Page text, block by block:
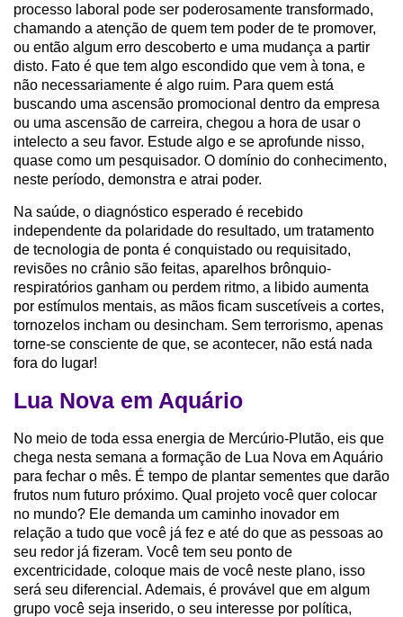
processo laboral pode ser poderosamente transformado,
chamando a atenção de quem tem poder de te promover,
ou então algum erro descoberto e uma mudança a partir
disto. Fato é que tem algo escondido que vem à tona, e
não necessariamente é algo ruim. Para quem está
buscando uma ascensão promocional dentro da empresa
ou uma ascensão de carreira, chegou a hora de usar o
intelecto a seu favor. Estude algo e se aprofunde nisso,
quase como um pesquisador. O domínio do conhecimento,
neste período, demonstra e atrai poder.
Na saúde, o diagnóstico esperado é recebido
independente da polaridade do resultado, um tratamento
de tecnologia de ponta é conquistado ou requisitado,
revisões no crânio são feitas, aparelhos brônquio-
respiratórios ganham ou perdem ritmo, a libido aumenta
por estímulos mentais, as mãos ficam suscetíveis a cortes,
tornozelos incham ou desincham. Sem terrorismo, apenas
torne-se consciente de que, se acontecer, não está nada
fora do lugar!
Lua Nova em Aquário
No meio de toda essa energia de Mercúrio-Plutão, eis que
chega nesta semana a formação de Lua Nova em Aquário
para fechar o mês. É tempo de plantar sementes que darão
frutos num futuro próximo. Qual projeto você quer colocar
no mundo? Ele demanda um caminho inovador em
relação a tudo que você já fez e até do que as pessoas ao
seu redor já fizeram. Você tem seu ponto de
excentricidade, coloque mais de você neste plano, isso
será seu diferencial. Ademais, é provável que em algum
grupo você seja inserido, o seu interesse por política,